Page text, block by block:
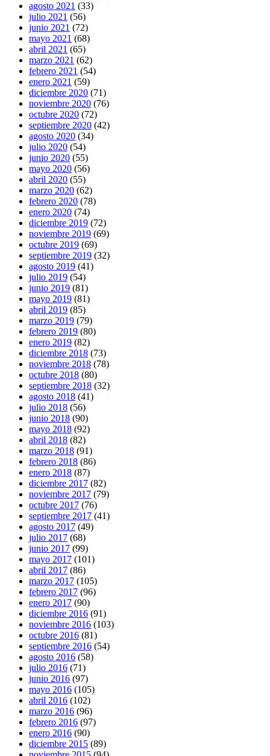
agosto 2021 (33)
julio 2021 (56)
junio 2021 (72)
mayo 2021 (68)
abril 2021 (65)
marzo 2021 (62)
febrero 2021 (54)
enero 2021 (59)
diciembre 2020 (71)
noviembre 2020 (76)
octubre 2020 (72)
septiembre 2020 (42)
agosto 2020 (34)
julio 2020 (54)
junio 2020 (55)
mayo 2020 (56)
abril 2020 (55)
marzo 2020 (62)
febrero 2020 (78)
enero 2020 (74)
diciembre 2019 (72)
noviembre 2019 (69)
octubre 2019 (69)
septiembre 2019 (32)
agosto 2019 (41)
julio 2019 (54)
junio 2019 (81)
mayo 2019 (81)
abril 2019 (85)
marzo 2019 (79)
febrero 2019 (80)
enero 2019 (82)
diciembre 2018 (73)
noviembre 2018 (78)
octubre 2018 (80)
septiembre 2018 (32)
agosto 2018 (41)
julio 2018 (56)
junio 2018 (90)
mayo 2018 (92)
abril 2018 (82)
marzo 2018 (91)
febrero 2018 (86)
enero 2018 (87)
diciembre 2017 (82)
noviembre 2017 (79)
octubre 2017 (76)
septiembre 2017 (41)
agosto 2017 (49)
julio 2017 (68)
junio 2017 (99)
mayo 2017 (101)
abril 2017 (86)
marzo 2017 (105)
febrero 2017 (96)
enero 2017 (90)
diciembre 2016 (91)
noviembre 2016 (103)
octubre 2016 (81)
septiembre 2016 (54)
agosto 2016 (58)
julio 2016 (71)
junio 2016 (97)
mayo 2016 (105)
abril 2016 (102)
marzo 2016 (96)
febrero 2016 (97)
enero 2016 (90)
diciembre 2015 (89)